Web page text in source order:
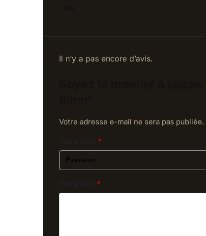
Il n’y a pas encore d’avis.
Votre adresse e-mail ne sera pas publiée.
*
*